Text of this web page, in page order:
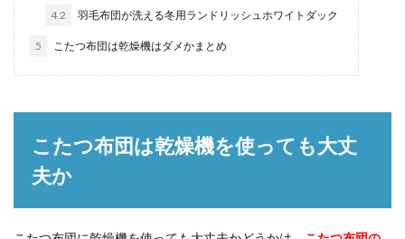
4.2 羽毛布団が洗える冬用ランドリッシュホワイトダック
5 こたつ布団は乾燥機はダメかまとめ
こたつ布団は乾燥機を使っても大丈
夫か